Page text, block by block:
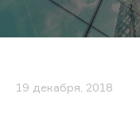
19 декабря, 2018